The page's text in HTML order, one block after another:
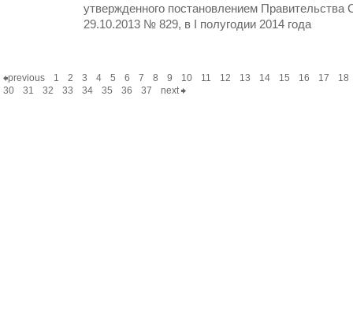
утвержденного постановлением Правительства
29.10.2013 № 829, в I полугодии 2014 года
previous 1 2 3 4 5 6 7 8 9 10 11 12 13 14 15 16 17
18
30
31 32 33 34 35 36 37 next